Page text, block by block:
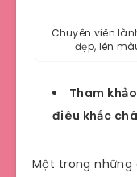
Chuyên viên
đẹp, lên
Tham
điêu khắc
Một trong những